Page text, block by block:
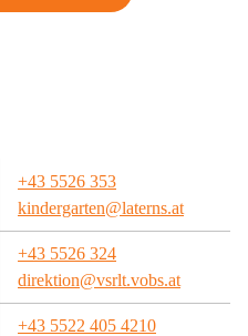
+43 5526 353
kindergarten@laterns.at
+43 5526 324
direktion@vsrlt.vobs.at
+43 5522 405 4210